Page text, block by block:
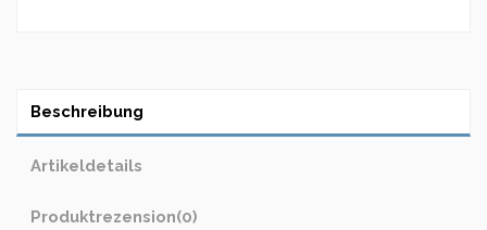
Beschreibung
Artikeldetails
Produktrezension(0)